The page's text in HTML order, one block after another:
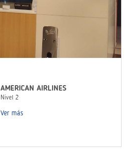
AMERICAN AIRLINES
Nivel 2
Ver más